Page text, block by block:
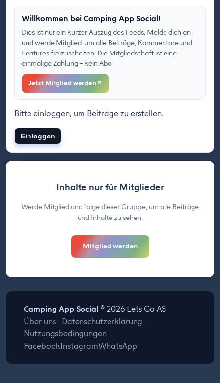
Willkommen bei Camping App Social!
Dies ist nur ein kurzer Auszug des Feeds. Melde dich an
und werde Mitglied, um alle Beiträge, Kommentare und
Features freizuschalten. Die Mitgliedschaft ist eine
einmalige Zahlung – kein Abo.
Jetzt Mitglied werden ↗
Bitte einloggen, um Beiträge zu erstellen.
Einloggen
Inhalte nur für Mitglieder
Werde Mitglied und folge dieser Gruppe, um alle Beiträge
und Inhalte zu sehen.
Mitglied werden
Camping App Social© 2026 Lets Go AS
Über uns· Datenschutzerklärung ·
Nutzungsbedingungen
FacebookInstagramWhatsApp